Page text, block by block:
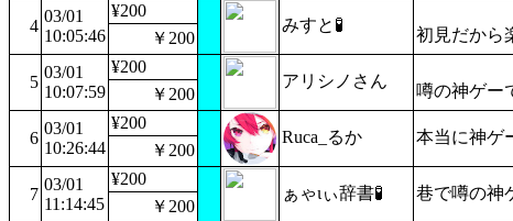
4
03/01
10:05:46
¥200
みすと🧪
初見だから
￥200
5
03/01
10:07:59
¥200
アリシノさん
噂の神ゲー
￥200
6
03/01
10:26:44
¥200
Ruca_るか 本当に神ゲ
￥200
7
03/01
11:14:45
¥200
ぁゃιぃ辞書🧪 巷で噂の神
￥200